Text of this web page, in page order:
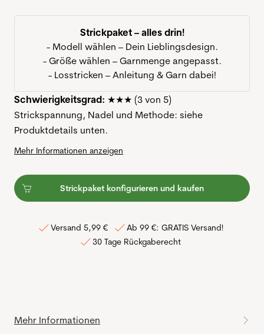
Strickpaket – alles drin!
- Modell wählen – Dein Lieblingsdesign.
- Größe wählen – Garnmenge angepasst.
- Losstricken – Anleitung & Garn dabei!
Schwierigkeitsgrad: ★★★ (3 von 5)
Strickspannung, Nadel und Methode: siehe
Produktdetails unten.
Mehr Informationen anzeigen
Strickpaket konfigurieren und kaufen
Versand 5,99 €
Ab 99 €: GRATIS Versand!
30 Tage Rückgaberecht
Mehr Informationen